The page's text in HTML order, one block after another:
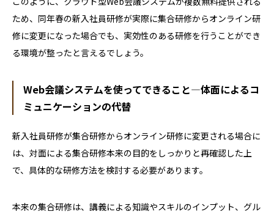
ため、同年春の新入社員研修が実際に集合研修からオンライン研
修に変更になった場合でも、実効性のある研修を行うことができ
る環境が整ったと言えるでしょう。
Web会議システムを使ってできること―体面によるコ
ミュニケーションの代替
新入社員研修が集合研修からオンライン研修に変更される場合に
は、対面による集合研修本来の目的をしっかりと再確認した上
で、具体的な研修方法を検討する必要があります。
本来の集合研修は、講義による知識やスキルのインプット、グル